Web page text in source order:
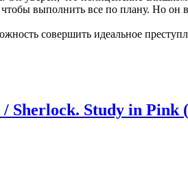
выполнить все по плану. Но он
совершить идеальное
Sherlock. Study in Pink